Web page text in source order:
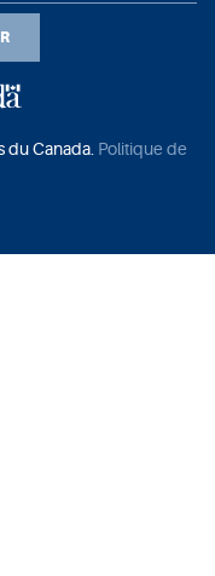
du Canada. Politique de